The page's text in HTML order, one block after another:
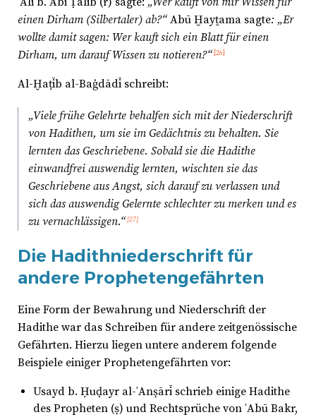
einen Dirham (Silbertaler) ab?“Abū Ḫayṯama sagte: „Er
wollte damit sagen: Wer kauft sich ein Blatt für einen
Dirham, um darauf Wissen zu notieren?“ [26]
Al-Ḫaṭīb al-Baġdādī schreibt:
„Viele frühe Gelehrte behalfen sich mit der Niederschrift
von Hadithen, um sie im Gedächtnis zu behalten. Sie
lernten das Geschriebene. Sobald sie die Hadithe
einwandfrei auswendig lernten, wischten sie das
Geschriebene aus Angst, sich darauf zu verlassen und
sich das auswendig Gelernte schlechter zu merken und es
zu vernachlässigen.“[27]
Die Hadithniederschrift für
andere Prophetengefährten
Eine Form der Bewahrung und Niederschrift der
Hadithe war das Schreiben für andere zeitgenössische
Gefährten. Hierzu liegen untere anderem folgende
Beispiele einiger Prophetengefährten vor:
Usayd b. Ḥuḍayr al-ʾAnṣārī schrieb einige Hadithe
des Propheten (ṣ) und Rechtsprüche von ʾAbū Bakr,